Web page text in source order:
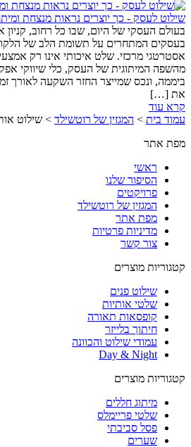
שילוט לעסק - כך יוצרים נראות מנצחת
בעולם העסקי של היום, שבו כל רחוב, קניון
בעסקים המתחרים על תשומת הלב של
אסטרטגי מרכזי. שלט איכותי אינו רק
ביממה, ונכס שמייצר החזר השקעה לאורך
את […]
קרא עוד
עמוד בית > המגזין של רוטשילד > שילוט
מפת אתר
ראשי
הסיפור שלנו
פרויקטים
המגזין של רוטשילד
מפת אתר
מדיניות פרטיות
צור קשר
קטגוריות מוצרים
שילוט פנים
שלטי אותיות
קופסאות תאורה
חיתוך בלייזר
עמודי שילוט והכוונה
Day & Night
קטגוריות מוצרים
מיתוג חללים
שלטי פריימלס
פסל סביבתי
שערים